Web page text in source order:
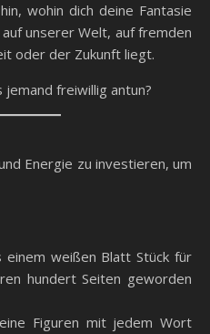
wohin dich deine Fantasie
unserer Welt, auf fremden
oder der Zukunft liegt.
jemand freiwillig antun?
Energie zu investieren, um
weißen Blatt Stück für
hundert Seiten geworden
Figuren mit jedem Wort